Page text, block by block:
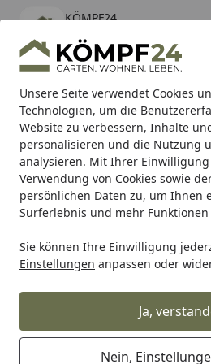
Unsere Seite verwendet Cookies
Technologien, um die
Website zu verbessern, Inhalte
personalisieren und die Nutzung
analysieren. Mit Ihrer
Verwendung von Cookies sowie
persönlichen Daten zu, um Ihnen
Surferlebnis und mehr
Sie können Ihre Einwilligung
Einstellungen anpassen oder
Ja,
Nein,
KÖMPF24
kostenlos - Im App Store
Alle Produkte
Mein Konto
Suchen
Karibu Pools inkl. gratis
Starterset
Startseite
Grill Grillzubehör
Wildfire